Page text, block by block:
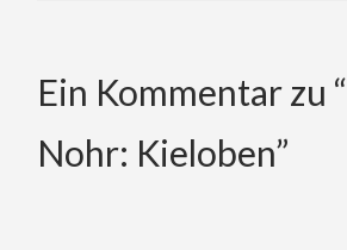
Ein Kommentar zu “
Nohr: Kieloben”